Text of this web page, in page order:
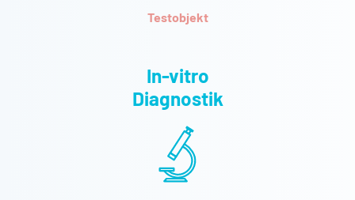
Testobjekt
In-vitro
Diagnostik